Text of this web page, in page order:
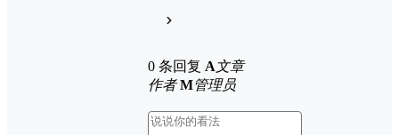
0 条回复 A文章
作者 M管理员